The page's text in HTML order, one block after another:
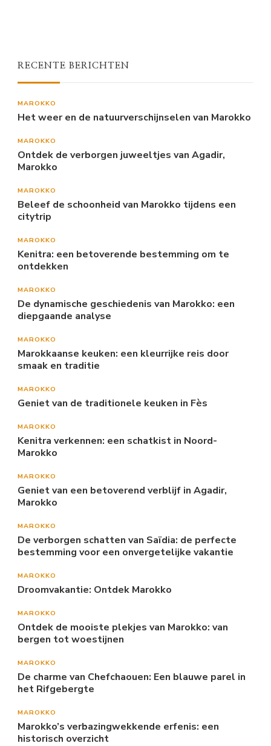
RECENTE BERICHTEN
MAROKKO
Het weer en de natuurverschijnselen van Marokko
MAROKKO
Ontdek de verborgen juweeltjes van Agadir,
Marokko
MAROKKO
Beleef de schoonheid van Marokko tijdens een
citytrip
MAROKKO
Kenitra: een betoverende bestemming om te
ontdekken
MAROKKO
De dynamische geschiedenis van Marokko: een
diepgaande analyse
MAROKKO
Marokkaanse keuken: een kleurrijke reis door
smaak en traditie
MAROKKO
Geniet van de traditionele keuken in Fès
MAROKKO
Kenitra verkennen: een schatkist in Noord-
Marokko
MAROKKO
Geniet van een betoverend verblijf in Agadir,
Marokko
MAROKKO
De verborgen schatten van Saïdia: de perfecte
bestemming voor een onvergetelijke vakantie
MAROKKO
Droomvakantie: Ontdek Marokko
MAROKKO
Ontdek de mooiste plekjes van Marokko: van
bergen tot woestijnen
MAROKKO
De charme van Chefchaouen: Een blauwe parel in
het Rifgebergte
MAROKKO
Marokko’s verbazingwekkende erfenis: een
historisch overzicht